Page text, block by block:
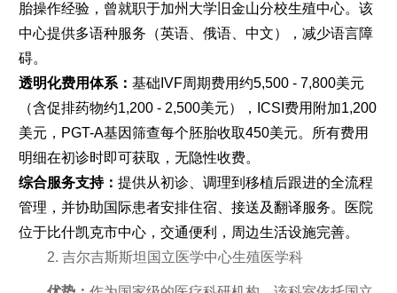
胎操作经验，曾就职于加州大学旧金山分校生殖中心。该
中心提供多语种服务（英语、俄语、中文），减少语言障
碍。
透明化费用体系： 基础IVF周期费用约5,500 - 7,800美元
（含促排药物约1,200 - 2,500美元），ICSI费用附加1,200
美元，PGT-A基因筛查每个胚胎收取450美元。所有费用
明细在初诊时即可获取，无隐性收费。
综合服务支持： 提供从初诊、调理到移植后跟进的全流程
管理，并协助国际患者安排住宿、接送及翻译服务。医院
位于比什凯克市中心，交通便利，周边生活设施完善。
2. 吉尔吉斯斯坦国立医学中心生殖医学科